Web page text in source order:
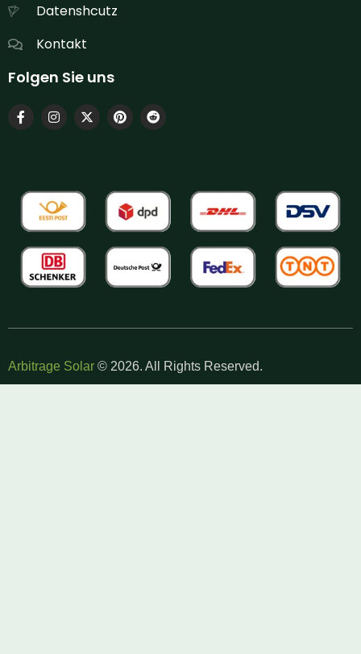
Datenshcutz
Kontakt
Folgen Sie uns
Arbitrage Solar © 2026. All Rights Reserved.